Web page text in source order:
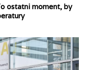
ostatni moment, by